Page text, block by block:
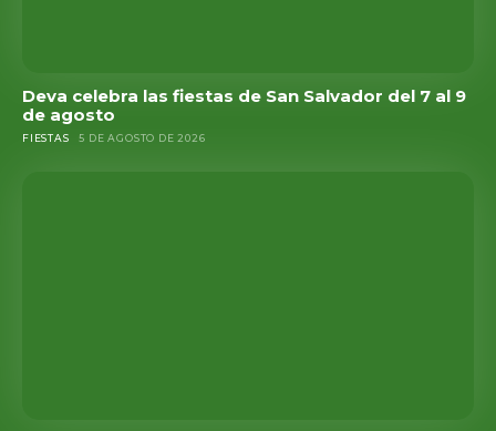
Deva celebra las fiestas de San Salvador del 7 al 9
de agosto
FIESTAS 5 DE AGOSTO DE 2026